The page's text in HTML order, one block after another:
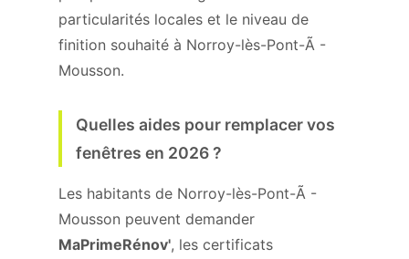
particularités locales et le niveau de
finition souhaité à Norroy-lès-Pont-Ã -
Mousson.
Quelles aides pour remplacer vos
fenêtres en 2026 ?
Les habitants de Norroy-lès-Pont-Ã -
Mousson peuvent demander
MaPrimeRénov', les certificats